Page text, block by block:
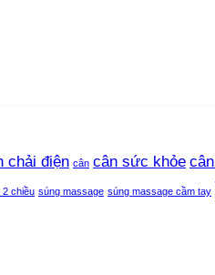
chải điện cân cân sức khỏe
chiều súng massage súng massage cầm tay